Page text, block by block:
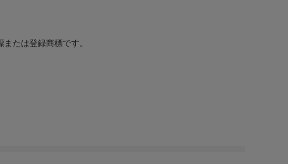
たは登録商標です。